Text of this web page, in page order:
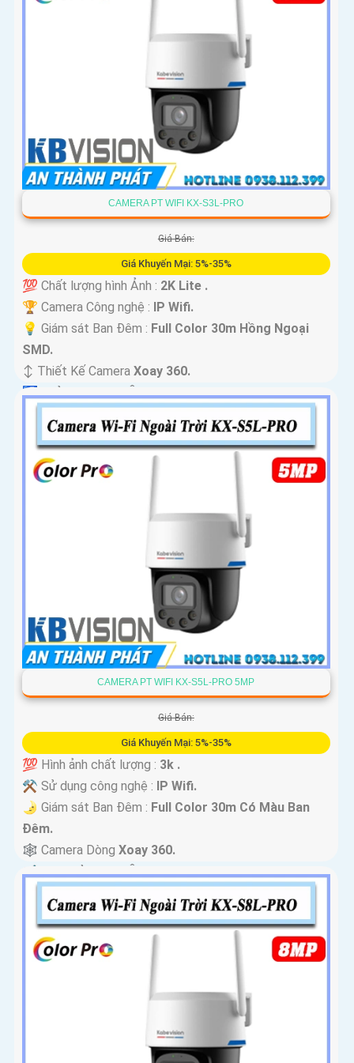
CAMERA PT WIFI KX-S3L-PRO
Giá Bán:
Giá Khuyến Mại: 5%-35%
💯 Chất lượng hình Ảnh : 2K Lite .
🏆 Camera Công nghệ : IP Wifi.
💡 Giám sát Ban Đêm : Full Color 30m Hồng Ngoại
SMD.
↕️ Thiết Kế Camera Xoay 360.
️🛃 Khả Năng :Thu Âm.
CAMERA PT WIFI KX-S5L-PRO 5MP
Giá Bán:
Giá Khuyến Mại: 5%-35%
💯 Hình ảnh chất lượng : 3k .
⚒ Sử dụng công nghệ : IP Wifi.
🌛 Giám sát Ban Đêm : Full Color 30m Có Màu Ban
Ðêm.
🕸️ Camera Dòng Xoay 360.
️📢 Đặt Điểm :Thu Âm Và Loa.